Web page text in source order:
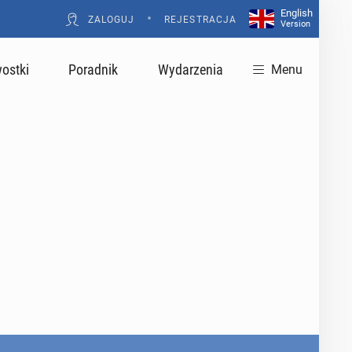
ZALOGUJ • REJESTRACJA
English
Version
Poradnik Wydarzenia Menu